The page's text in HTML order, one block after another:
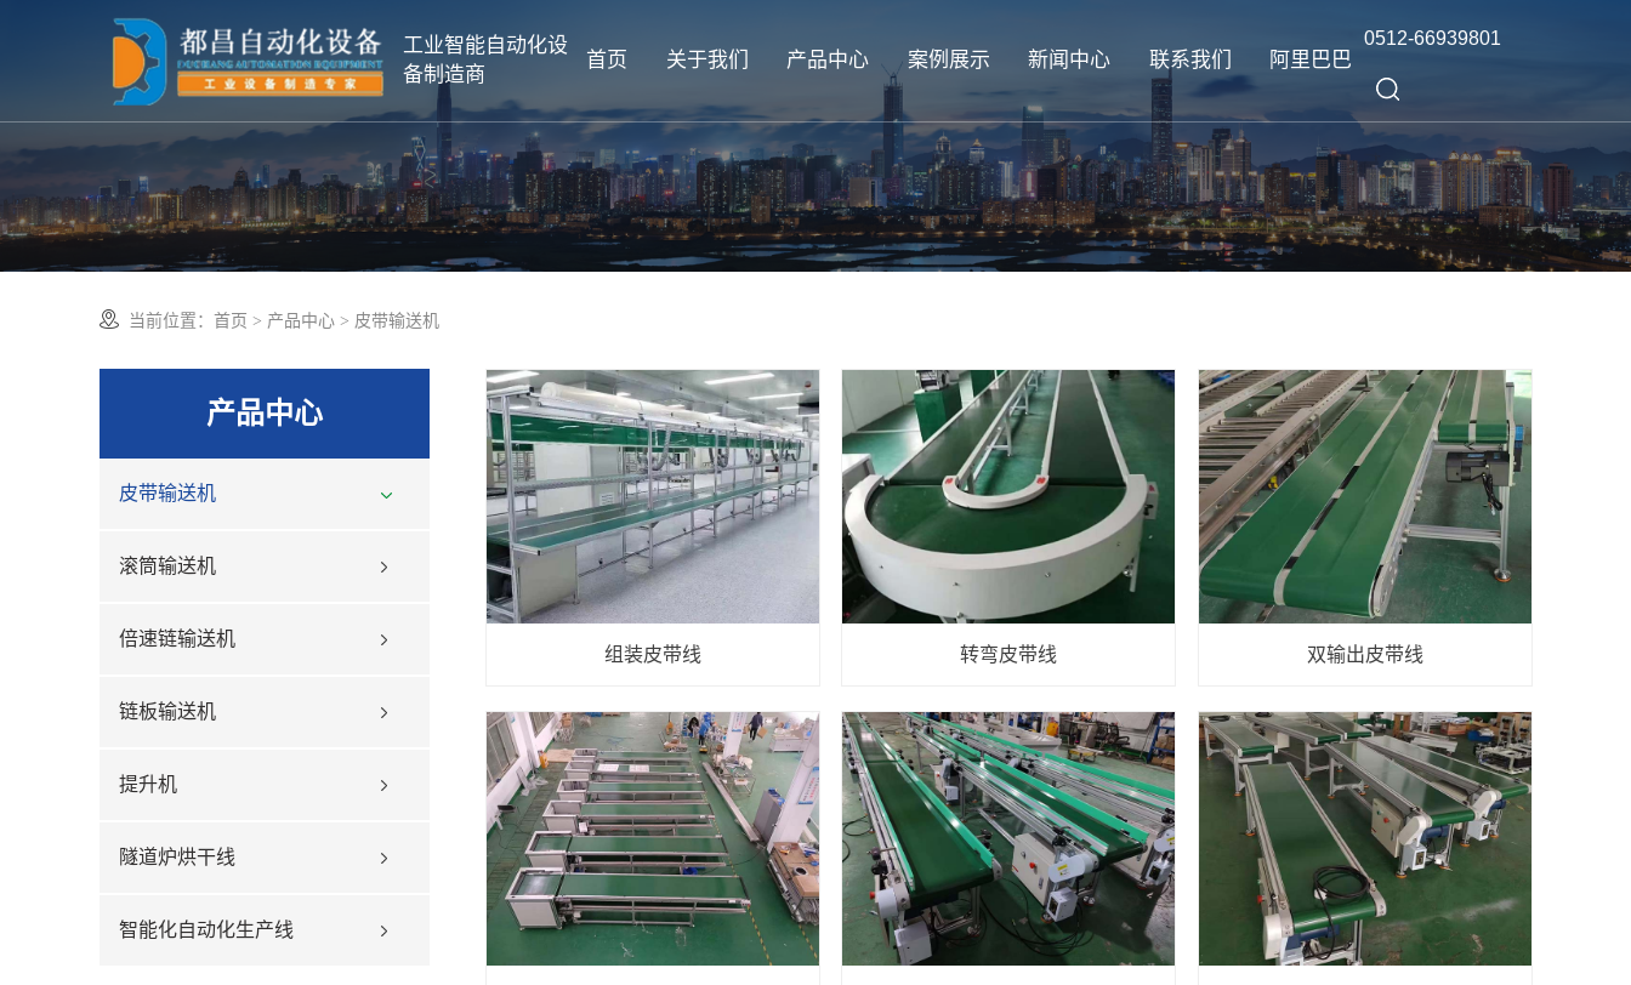
工业智能自动化设
备制造商
首页 关于我们 产品中心 案例展示 新闻中心 联系我们 阿里巴巴
0512-66939801
当前位置：首页 > 产品中心 > 皮带输送机
产品中心
皮带输送机
滚筒输送机
倍速链输送机
链板输送机
提升机
隧道炉烘干线
智能化自动化生产线
组装皮带线 转弯皮带线 双输出皮带线